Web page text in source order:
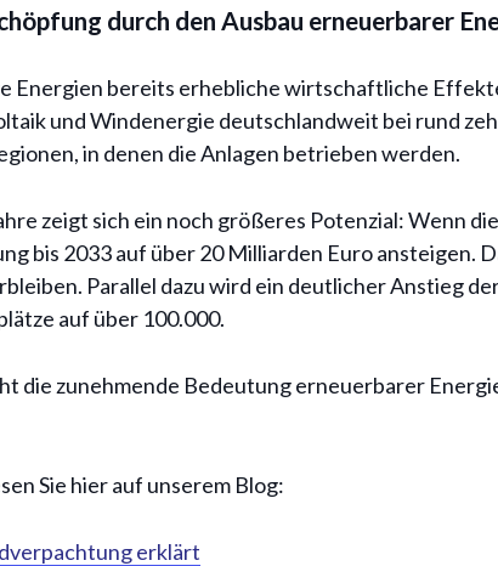
11/5/2026durch den Ausbau erneuerbarer
Energien bereits erhebliche wirtschaftliche
und Windenergie deutschlandweit bei rund
in denen die Anlagen betrieben werden.
zeigt sich ein noch größeres Potenzial: Wenn
bis 2033 auf über 20 Milliarden Euro ansteigen.
Parallel dazu wird ein deutlicher Anstieg
auf über 100.000.
die zunehmende Bedeutung erneuerbarer
Sie hier auf unserem Blog:
erklärt